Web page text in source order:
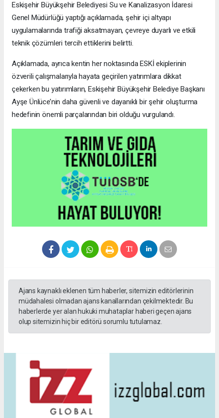
Eskişehir Büyükşehir Belediyesi Su ve Kanalizasyon İdaresi
Genel Müdürlüğü yaptığı açıklamada, şehir içi altyapı
uygulamalarında trafiği aksatmayan, çevreye duyarlı ve etkili
teknik çözümleri tercih ettiklerini belirtti.
Açıklamada, ayrıca kentin her noktasında ESKİ ekiplerinin
özverili çalışmalarıyla hayata geçirilen yatırımlara dikkat
çekerken bu yatırımların, Eskişehir Büyükşehir Belediye Başkanı
Ayşe Ünlüce’nin daha güvenli ve dayanıklı bir şehir oluşturma
hedefinin önemli parçalarından biri olduğu vurgulandı.
Ajans kaynaklı eklenen tüm haberler, sitemizin editörlerinin
müdahalesi olmadan ajans kanallarından çekilmektedir. Bu
haberlerde yer alan hukuki muhataplar haberi geçen ajans
olup sitemizin hiç bir editörü sorumlu tutulamaz.